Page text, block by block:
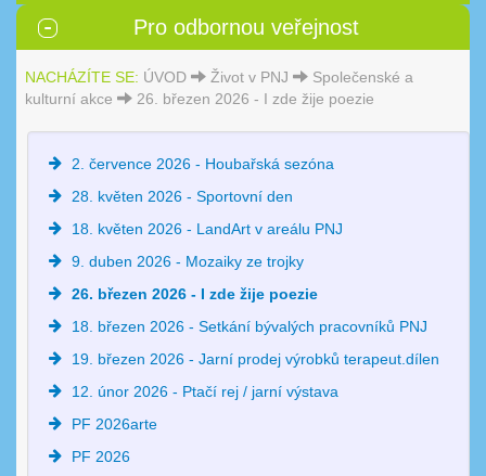
Pro odbornou veřejnost
NACHÁZÍTE SE: ÚVOD Život v PNJ
Společenské a
kulturní akce
26. březen 2026 - I zde žije poezie
2. července 2026 - Houbařská sezóna
28. květen 2026 - Sportovní den
18. květen 2026 - LandArt v areálu PNJ
9. duben 2026 - Mozaiky ze trojky
26. březen 2026 - I zde žije poezie
18. březen 2026 - Setkání bývalých pracovníků PNJ
19. březen 2026 - Jarní prodej výrobků terapeut.dílen
12. únor 2026 - Ptačí rej / jarní výstava
PF 2026arte
PF 2026